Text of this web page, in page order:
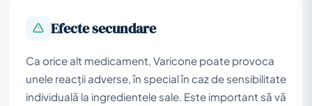
Efecte secundare
Ca orice alt medicament, Varicone poate provoca
unele reacții adverse, în special în caz de sensibilitate
individuală la ingredientele sale. Este important să vă